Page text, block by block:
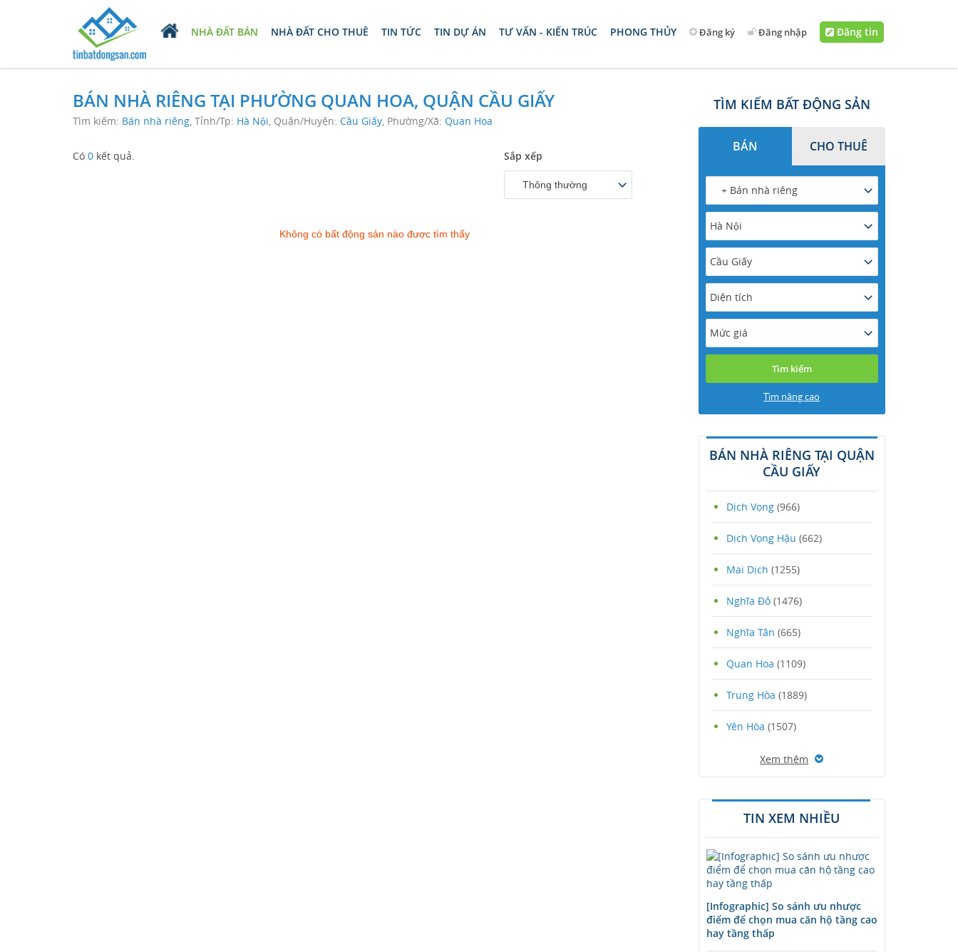
NHÀ ĐẤT BÁN NHÀ ĐẤT CHO THUÊ TIN TỨC TIN DỰ ÁN TƯ VẤN - KIẾN TRÚC PHONG THỦY Đăng ký Đăng nhập Đăng tin
BÁN NHÀ RIÊNG TẠI PHƯỜNG QUAN HOA, QUẬN CẦU GIẤY
Tìm kiếm: Bán nhà riêng, Tỉnh/Tp: Hà Nội, Quận/Huyện: Cầu Giấy, Phường/Xã: Quan Hoa
Có 0 kết quả. Sắp xếp
Thông thường
Không có bất động sản nào được tìm thấy
TÌM KIẾM BẤT ĐỘNG SẢN
BÁN CHO THUÊ
+ Bán nhà riêng
Hà Nội
Cầu Giấy
Diện tích
Mức giá
Tìm nâng cao
BÁN NHÀ RIÊNG TẠI QUẬN
CẦU GIẤY
Dịch Vọng (966)
Dịch Vọng Hậu (662)
Mai Dịch (1255)
Nghĩa Đô (1476)
Nghĩa Tân (665)
Quan Hoa (1109)
Trung Hòa (1889)
Yên Hòa (1507)
Xem thêm
TIN XEM NHIỀU
[Infographic] So sánh ưu nhược
điểm để chọn mua căn hộ tầng cao
hay tầng thấp